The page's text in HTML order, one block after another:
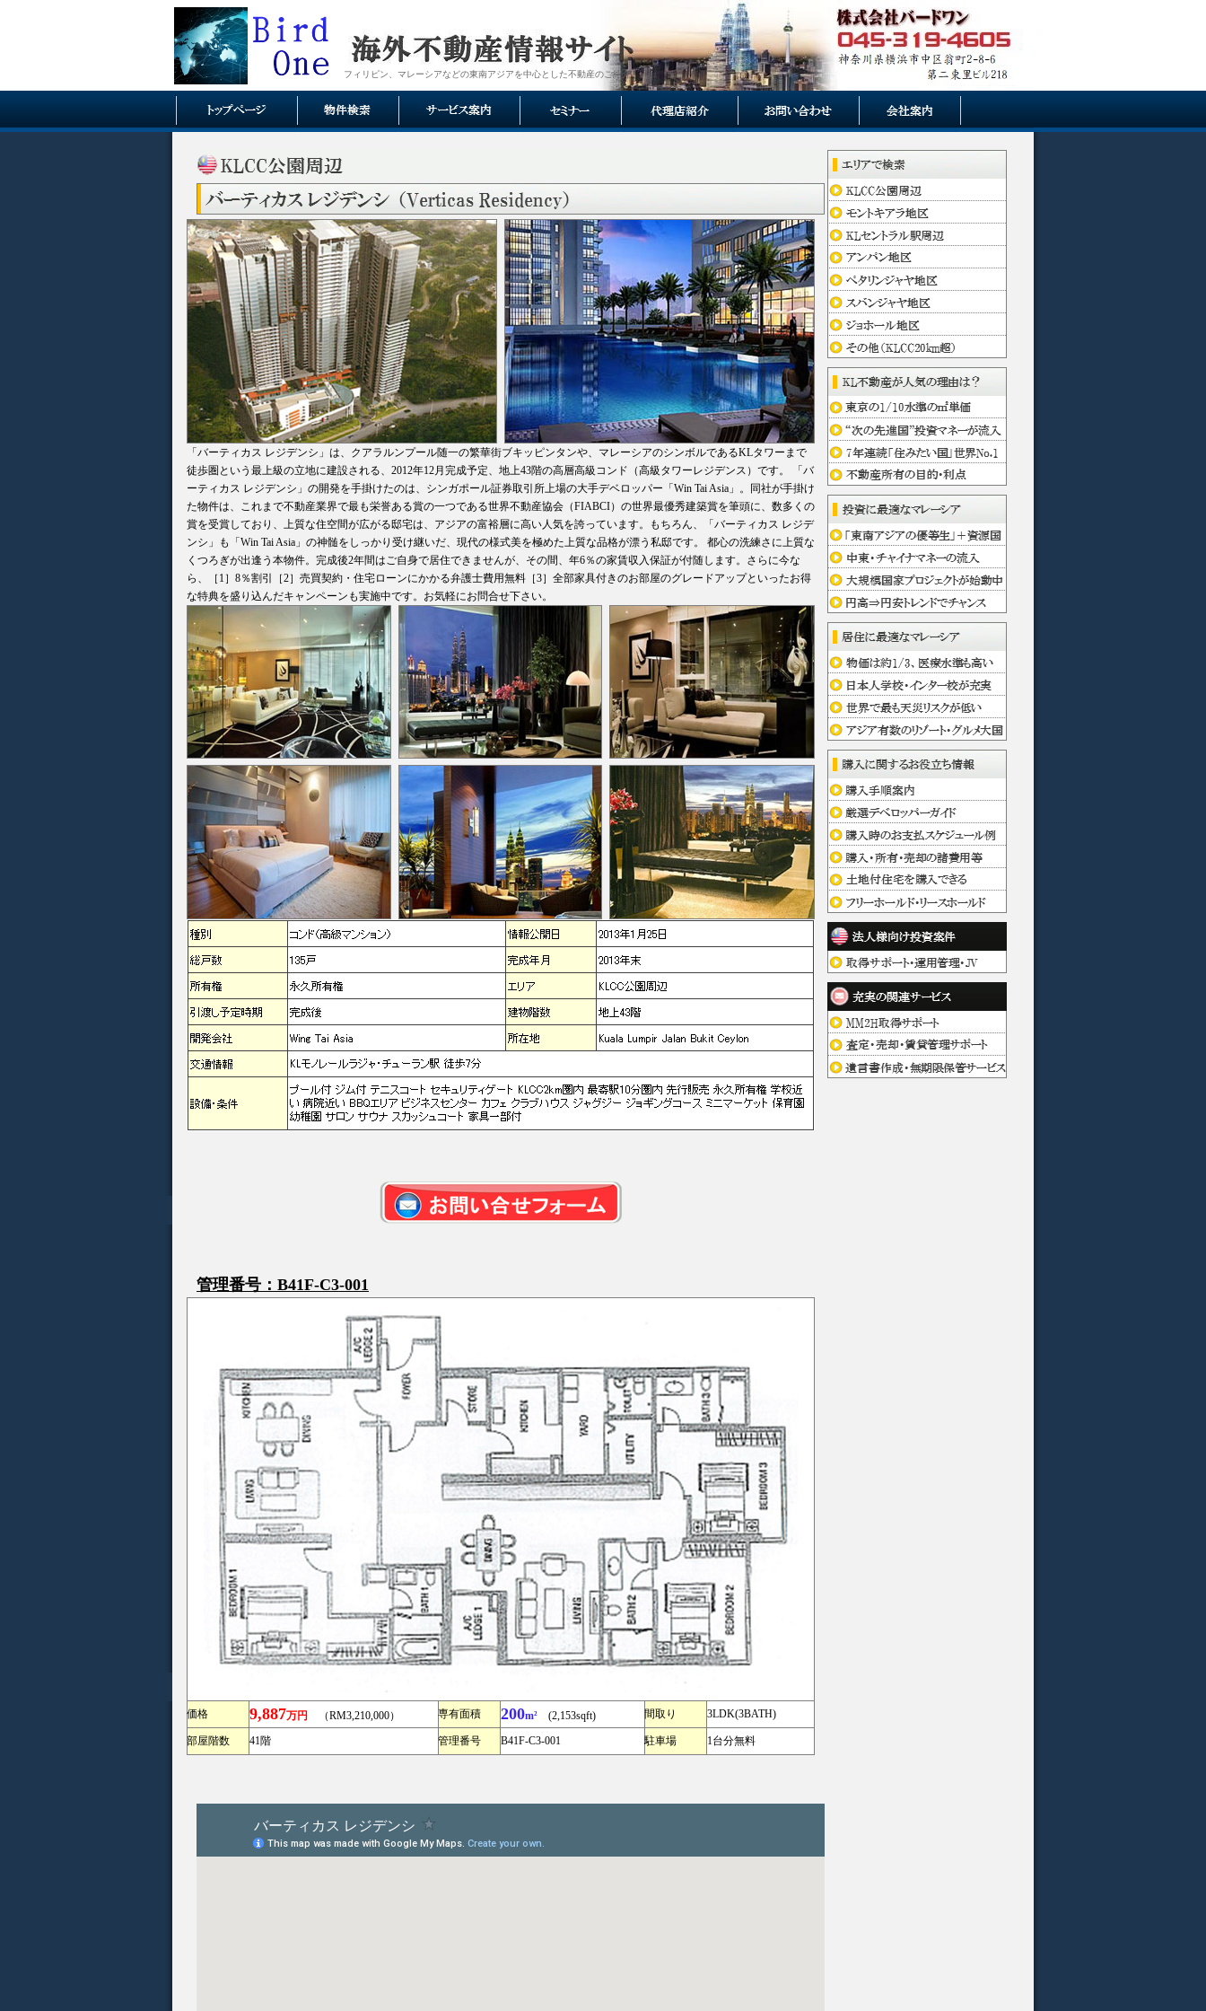
フィリピン、マレーシアなどの東南アジアを中心とした不動産のご紹介
「バーティカス レジデンシ」は、クアラルンプール随一の繁華街ブキッピンタンや、マレーシアのシンボルであるKLタワーまで
徒歩圏という最上級の立地に建設される、2012年12月完成予定、地上43階の高層高級コンド（高級タワーレジデンス）です。 「バ
ーティカス レジデンシ」の開発を手掛けたのは、シンガポール証券取引所上場の大手デベロッパー「Win Tai Asia」。同社が手掛け
た物件は、これまで不動産業界で最も栄誉ある賞の一つである世界不動産協会（FIABCI）の世界最優秀建築賞を筆頭に、数多くの
賞を受賞しており、上質な住空間が広がる邸宅は、アジアの富裕層に高い人気を誇っています。もちろん、「バーティカス レジデ
ンシ」も「Win Tai Asia」の神髄をしっかり受け継いだ、現代の様式美を極めた上質な品格が漂う私邸です。 都心の洗練さに上質な
くつろぎが出逢う本物件。完成後2年間はご自身で居住できませんが、その間、年6％の家賃収入保証が付随します。さらに今な
ら、［1］8％割引［2］売買契約・住宅ローンにかかる弁護士費用無料［3］全部家具付きのお部屋のグレードアップといったお得
な特典を盛り込んだキャンペーンも実施中です。お気軽にお問合せ下さい。
管理番号：B41F-C3-001
価格 9,887万円 （RM3,210,000） 専有面積 200m² (2,153sqft) 間取り 3LDK(3BATH)
部屋階数 41階 管理番号 B41F-C3-001 駐車場 1台分無料